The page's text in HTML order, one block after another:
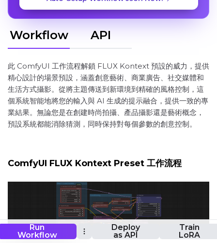
Run
Workflow
Deploy
as API
Train
LoRA
Workflow API
此 ComfyUI 工作流程解鎖 FLUX Kontext 預設的威力，提供
精心設計的場景預設，涵蓋創意藝術、商業廣告、社交媒體和
生活方式攝影。從將主題傳送到新環境到精確的風格控制，這
個系統智能地將您的輸入與 AI 生成的提示融合，提供一致的專
業結果。無論您是在創建時尚拍攝、產品攝影還是藝術概念，
預設系統都能消除猜測，同時保持對每個參數的創意控制。
ComfyUI FLUX Kontext Preset 工作流程